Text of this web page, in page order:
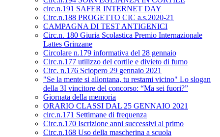
circ.n.191 SAFER INTERNET DAY
Circ.n.188 PROGETTO CIC a.s.2020-21
CAMPAGNA DI TEST ANTIGENICI
Circ.n. 180 Giuria Scolastica Premio Internazionale
Lattes Grinzane
Circolare n.179 informativa del 28 gennaio
Circ.n.177 utilizzo del cortile e divieto di fumo
Circ. n.176 Sciopero 29 gennaio 2021
"Se la mente si allontana, tu restami vicino" Lo slogan
della 3I vincitore del concorso: “Ma sei fuori?”
Giornata della memoria
ORARIO CLASSI DAL 25 GENNAIO 2021
circ.n.171 Settimane di frequenza
Circ.n.170 Iscrizione anni successivi al primo
Circ.n.168 Uso della mascherina a scuola